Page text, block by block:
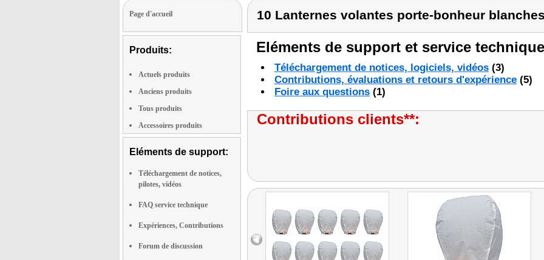
Page d'accueil
Produits:
Actuels produits
Anciens produits
Tous produits
Accessoires produits
Eléments de support:
Téléchargement de notices,
pilotes, vidéos
FAQ service technique
Expériences, Contributions
Forum de discussion
10 Lanternes volantes porte-bonheur
Eléments de support et service
Téléchargement de notices, logiciels, vidéos (3)
Contributions, évaluations et retours d'expérience (5)
Foire aux questions (1)
Contributions clients**: